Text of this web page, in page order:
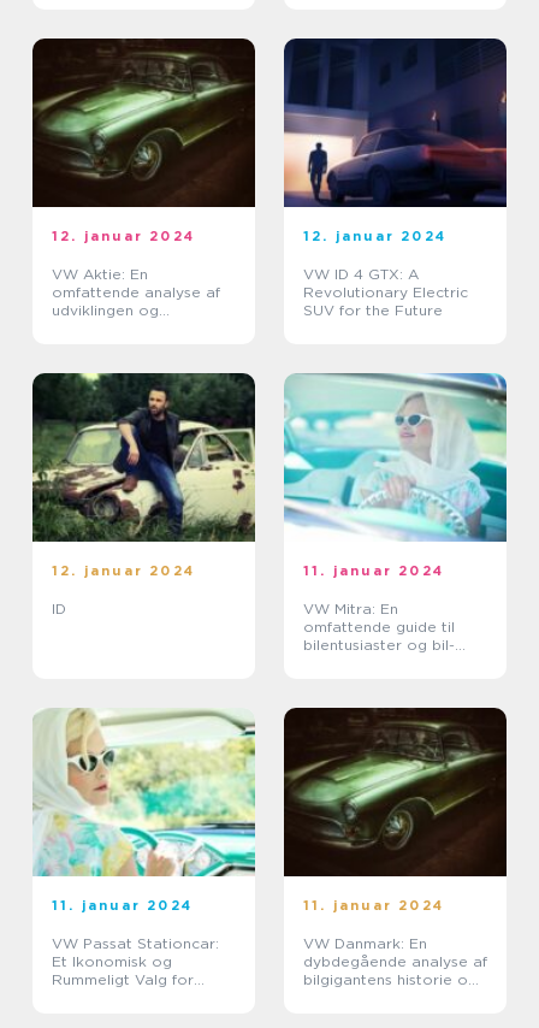
12. januar 2024
VW Aktie: En
omfattende analyse af
udviklingen og
12. januar 2024
VW ID 4 GTX: A
Revolutionary Electric
SUV for the Future
12. januar 2024
ID
11. januar 2024
VW Mitra: En
omfattende guide til
bilentusiaster og bil-
11. januar 2024
VW Passat Stationcar:
Et Ikonomisk og
Rummeligt Valg for
11. januar 2024
VW Danmark: En
dybdegående analyse af
bilgigantens historie og